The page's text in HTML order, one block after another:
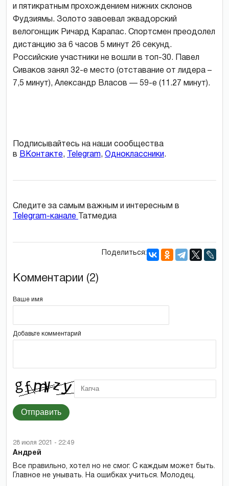
и пятикратным прохождением нижних склонов
Фудзиямы. Золото завоевал эквадорский
велогонщик Ричард Карапас. Спортсмен преодолел
дистанцию за 6 часов 5 минут 26 секунд.
Российские участники не вошли в топ-30. Павел
Сиваков занял 32-е место (отставание от лидера –
7,5 минут), Александр Власов — 59-е (11.27 минут).
Подписывайтесь на наши сообщества
в ВКонтакте, Telegram, Одноклассники.
Следите за самым важным и интересным в
Telegram-канале
Татмедиа
Поделиться:
Комментарии (2)
Ваше имя
Добавьте комментарий
Отправить
28 июля 2021 - 22:49
Андрей
Все правильно, хотел но не смог. С каждым может быть.
Главное не унывать. На ошибках учиться. Молодец.